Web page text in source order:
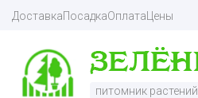
ДоставкаПосадкаОплата Цены
питомник